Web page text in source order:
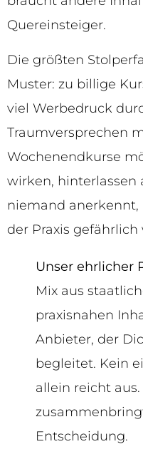
Quereinsteiger.
Die größten
Muster: zu billige
viel Werbedruck
Traumversprechen
Wochenendkurse
wirken, hinterlassen
niemand anerkennt,
der Praxis
Unser ehrlicher
Mix aus
praxisnahen
Anbieter, der
begleitet. Kein
allein reicht
Entscheidung.